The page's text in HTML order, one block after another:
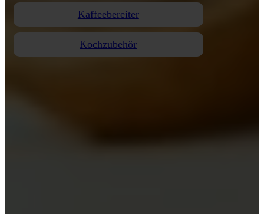
Kaffeebereiter
Kochzubehör